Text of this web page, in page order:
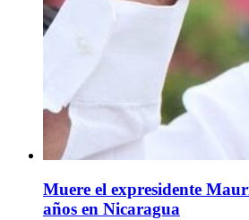
Muere el expresidente
años en Nicaragua